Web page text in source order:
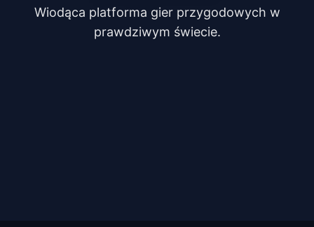
Wiodąca platforma gier przygodowych w
prawdziwym świecie.